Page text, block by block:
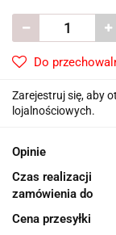
Do
Zarejestruj się, aby
lojalnościowych.
Opinie
Czas realizacji
zamówienia do
Cena przesyłki